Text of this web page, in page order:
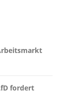
fordert